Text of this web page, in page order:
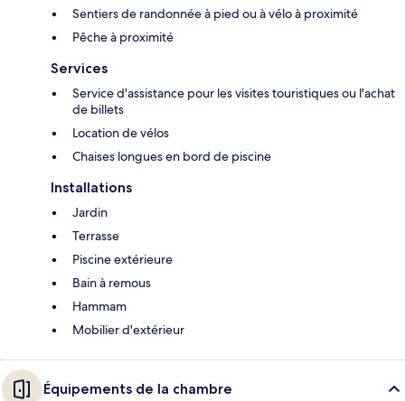
Sentiers de randonnée à pied ou à vélo à proximité
Pêche à proximité
Services
Service d'assistance pour les visites touristiques ou l'achat
de billets
Location de vélos
Chaises longues en bord de piscine
Installations
Jardin
Terrasse
Piscine extérieure
Bain à remous
Hammam
Mobilier d'extérieur
Équipements de la chambre